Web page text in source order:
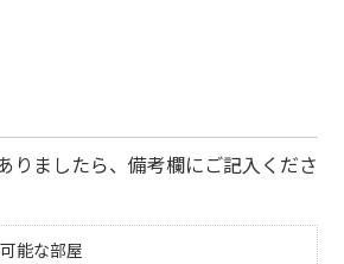
りましたら、備考欄にご記入くださ
能な部屋